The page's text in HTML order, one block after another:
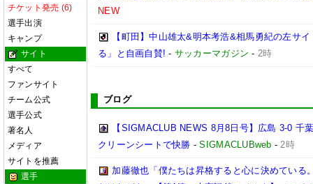
チケット発売 (6)
選手出演
キャンプ
サイト
すべて
ファンサイト
チーム公式
選手公式
著名人
メディア
サイトを推薦
選手
NEW
【町田】中山雄太&明本考浩&相馬勇紀の左サ
る」と自画自賛! - サッカーマガジン - 2時
ブログ
【SIGMACLUB NEWS 8月8日号】広島 3-0
クリーンシートで快勝 -SIGMACLUBweb -2時
加藤徹也「僕たちは昇格すると心に決めてい